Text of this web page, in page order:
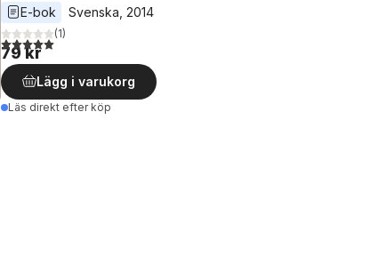
E-bok
Svenska 2014
5,0utav 5 stjärnor. Totalt antal röster:
(1)
79 kr
Lägg i varukorg
Läs direkt efter köp